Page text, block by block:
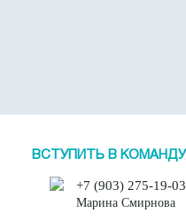
ВСТУПИТЬ В КОМАНДУ
+7 (903) 275-19-03
Марина Смирнова